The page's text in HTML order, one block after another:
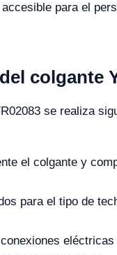
para el
colgante
se realiza
el colgante y
para el tipo de